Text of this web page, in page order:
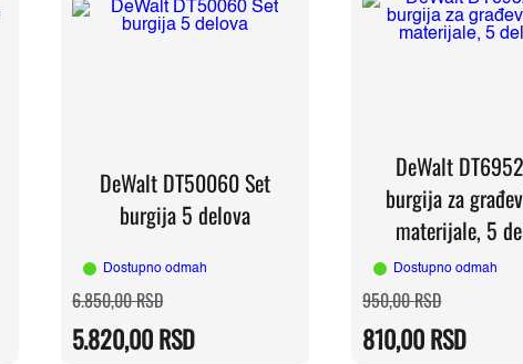
DeWalt DT50060 Set
burgija 5 delova
Dostupno odmah
6.850,00RSDOriginalna
cena
bila:
6.850,00 RSD.
5.820,00RSD
Trenutna
cena
5.820,00 RSD.
DeWalt
burgija za
materijale, 5
Dostupno odmah
950,00RSDOriginalna
cena
bila:
950,00 RSD.
810,00RSD
Trenutna
cena
810,00 RSD.